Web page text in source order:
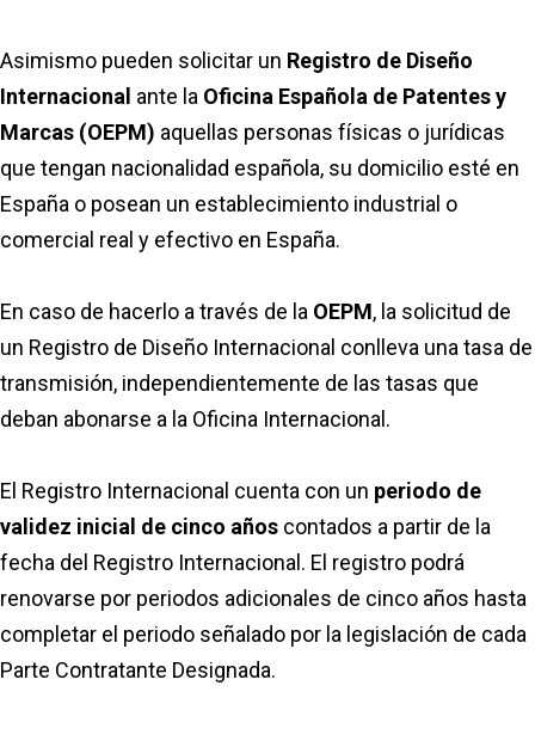
Asimismo pueden solicitar un Registro de Diseño
Internacional ante la Oficina Española de Patentes y
Marcas (OEPM) aquellas personas físicas o jurídicas
que tengan nacionalidad española, su domicilio esté en
España o posean un establecimiento industrial o
comercial real y efectivo en España.
En caso de hacerlo a través de la OEPM, la solicitud de
un Registro de Diseño Internacional conlleva una tasa de
transmisión, independientemente de las tasas que
deban abonarse a la Oficina Internacional.
El Registro Internacional cuenta con un periodo de
validez inicial de cinco años contados a partir de la
fecha del Registro Internacional. El registro podrá
renovarse por periodos adicionales de cinco años hasta
completar el periodo señalado por la legislación de cada
Parte Contratante Designada.